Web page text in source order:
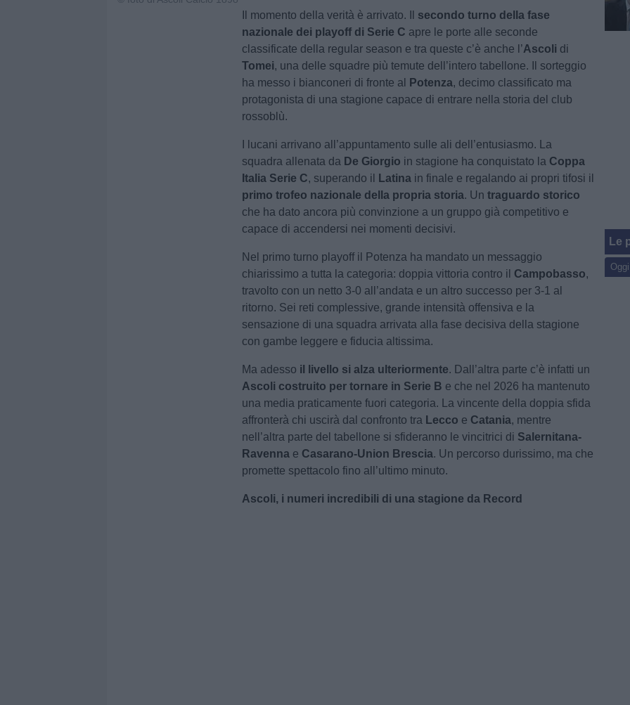
Il momento della verità è arrivato. Il secondo turno della fase
nazionale dei playoff di Serie C apre le porte alle seconde
classificate della regular season e tra queste c’è anche l’Ascoli di
Tomei, una delle squadre più temute dell’intero tabellone. Il sorteggio
ha messo i bianconeri di fronte al
Potenza, decimo classificato ma
protagonista di una stagione capace di entrare nella storia del club
rossoblù.
I lucani arrivano all’appuntamento sulle ali dell’entusiasmo. La
squadra allenata da De Giorgio in stagione ha conquistato la Coppa
Italia Serie C, superando il Latina in finale e regalando ai propri tifosi il
primo trofeo nazionale della propria storia. Untraguardo storico
che ha dato ancora più convinzione a un gruppo già competitivo e
capace di accendersi nei momenti decisivi.
Nel primo turno playoff il Potenza ha mandato un messaggio
chiarissimo a tutta la categoria: doppia vittoria contro il Campobasso,
travolto con un netto 3-0 all’andata e un altro successo per 3-1 al
ritorno. Sei reti complessive, grande intensità offensiva e la
sensazione di una squadra arrivata alla fase decisiva della stagione
con gambe leggere e fiducia altissima.
Ma adesso il livello si alza ulteriormente. Dall’altra parte c’è infatti un
Ascoli costruito per tornare in Serie B e che nel 2026 ha mantenuto
una media praticamente fuori categoria. La vincente della doppia sfida
affronterà chi uscirà dal confronto tra Lecco e Catania, mentre
nell’altra parte del tabellone si sfideranno le vincitrici di Salernitana-
Ravenna e Casarano-Union Brescia. Un percorso durissimo, ma che
promette spettacolo fino all’ultimo minuto.
Ascoli, i numeri incredibili di una stagione da Record
Le
Oggi